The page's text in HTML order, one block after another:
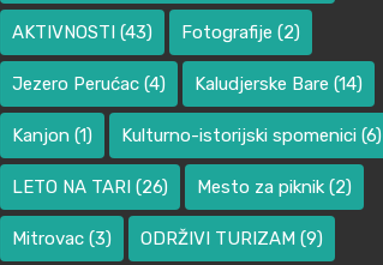
AKTIVNOSTI (43) Fotografije (2)
Jezero Perućac (4) Kaludjerske Bare (14)
Kanjon (1) Kulturno-istorijski spomenici (6)
LETO NA TARI (26) Mesto za piknik (2)
Mitrovac (3) ODRŽIVI TURIZAM (9)